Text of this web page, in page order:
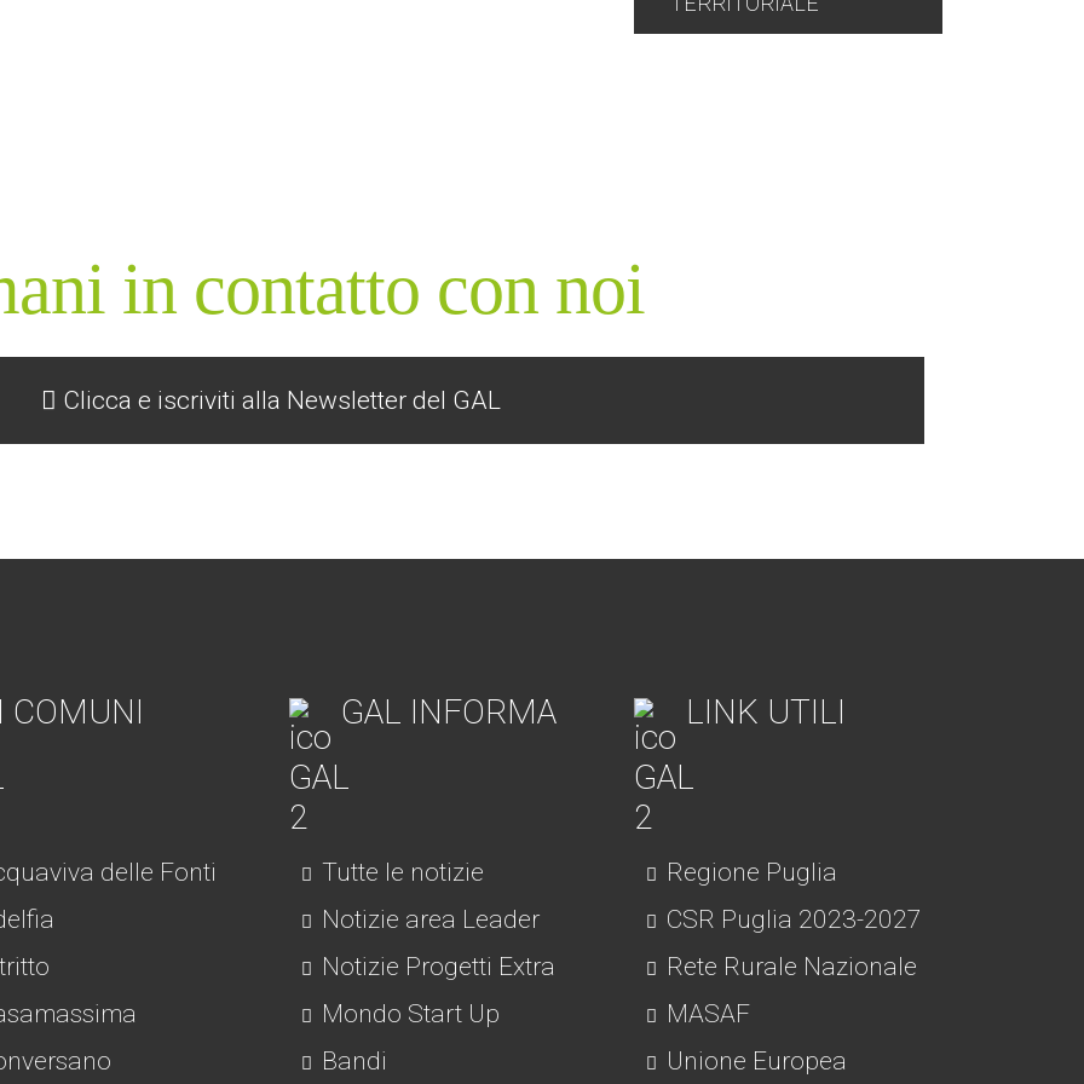
in contatto con noi
Clicca e iscriviti alla Newsletter del GAL
COMUNI
delle Fonti
GAL INFORMA
Tutte le notizie
Notizie area Leader
Notizie Progetti Extra
Mondo Start Up
Bandi
LINK UTILI
Regione Puglia
CSR Puglia 2023-2027
Rete Rurale Nazionale
MASAF
Unione Europea